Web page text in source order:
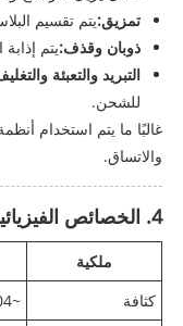
تمزيق:يتم تقسيم
ذوبان وقذف:يتم
التبريد والتعبئة
للشحن.
غالبًا ما يتم استخدام
والاتساق.
4. الخصائص الفيزيائية والكيميائية الرئيسية
ملكية
كثافة
~1.04–1.06 جم/سم3